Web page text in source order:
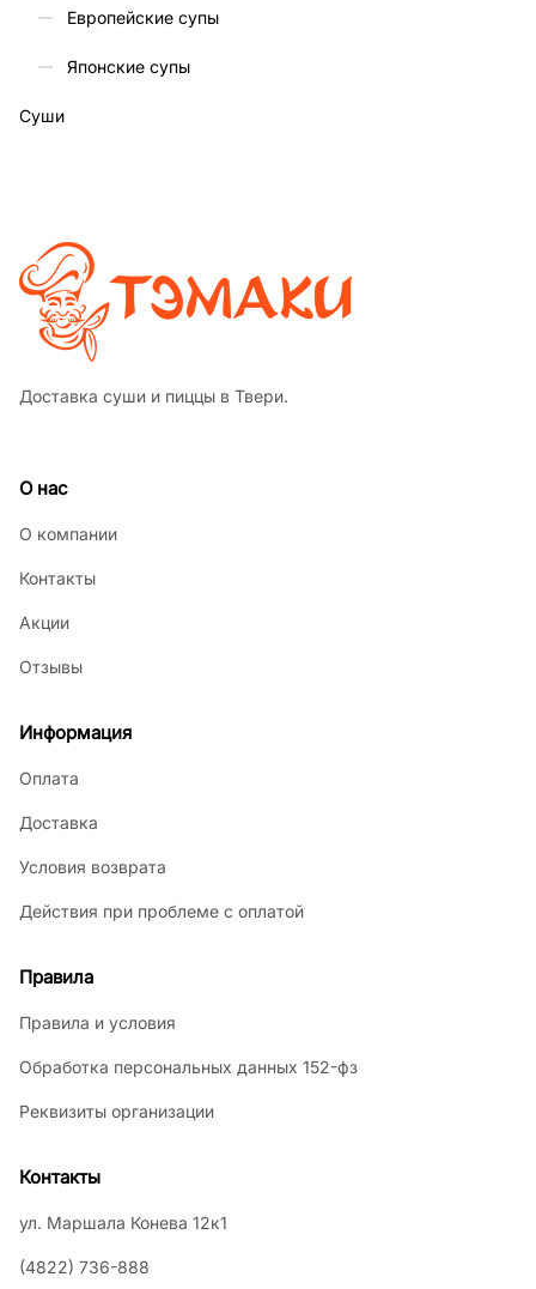
Европейские супы
Японские супы
Суши
Доставка суши и пиццы в Твери.
О нас
О компании
Контакты
Акции
Отзывы
Информация
Оплата
Доставка
Условия возврата
Действия при проблеме с оплатой
Правила
Правила и условия
Обработка персональных данных 152-фз
Реквизиты организации
Контакты
ул. Маршала Конева 12к1
(4822) 736-888